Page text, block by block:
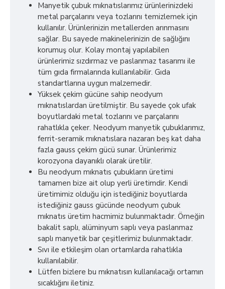
Manyetik çubuk mıknatıslarımız ürünlerinizdeki
metal parçalarını veya tozlarını temizlemek için
kullanılır. Ürünlerinizin metallerden arınmasını
sağlar. Bu sayede makinelerinizin de sağlığını
korumuş olur. Kolay montaj yapılabilen
ürünlerimiz sızdırmaz ve paslanmaz tasarımı ile
tüm gıda firmalarında kullanılabilir. Gıda
standartlarına uygun malzemedir.
Yüksek çekim gücüne sahip neodyum
mıknatıslardan üretilmiştir. Bu sayede çok ufak
boyutlardaki metal tozlarını ve parçalarını
rahatlıkla çeker. Neodyum manyetik çubuklarımız,
ferrit-seramik mıknatıslara nazaran beş kat daha
fazla gauss çekim gücü sunar. Ürünlerimiz
korozyona dayanıklı olarak üretilir.
Bu neodyum mıknatıs çubukların üretimi
tamamen bize ait olup yerli üretimdir. Kendi
üretimimiz olduğu için istediğiniz boyutlarda
istediğiniz gauss gücünde neodyum çubuk
mıknatıs üretim hacmimiz bulunmaktadır. Örneğin
bakalit saplı, alüminyum saplı veya paslanmaz
saplı manyetik bar çeşitlerimiz bulunmaktadır.
Sıvı ile etkileşim olan ortamlarda rahatlıkla
kullanılabilir.
Lütfen bizlere bu mıknatısın kullanılacağı ortamın
sıcaklığını iletiniz.